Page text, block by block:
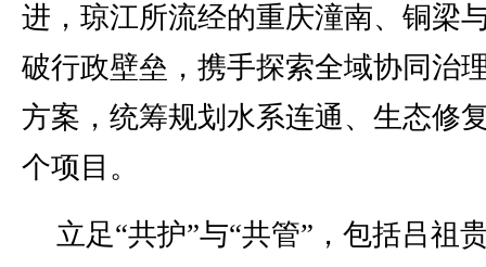
进，琼江所流经的重庆潼南、铜梁
破行政壁垒，携手探索全域协同治
方案，统筹规划水系连通、生态修
个项目。
立足“共护”与“共管”，包括吕祖